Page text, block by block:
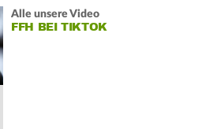
Alle unsere Video
FFH BEI TIKTOK